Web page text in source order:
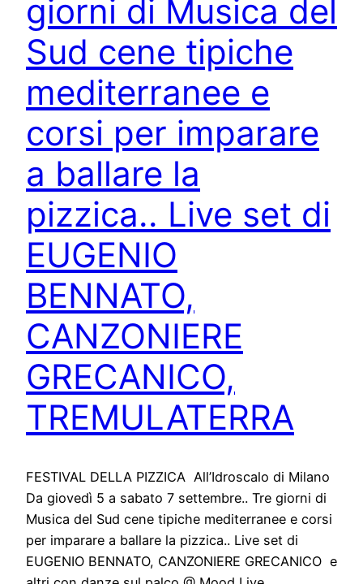
giorni di Musica del
Sud cene tipiche
mediterranee e
corsi per imparare
a ballare la
pizzica.. Live set di
EUGENIO
BENNATO,
CANZONIERE
GRECANICO,
TREMULATERRA
FESTIVAL DELLA PIZZICA All’Idroscalo di Milano
Da giovedì 5 a sabato 7 settembre.. Tre giorni di
Musica del Sud cene tipiche mediterranee e corsi
per imparare a ballare la pizzica.. Live set di
EUGENIO BENNATO, CANZONIERE GRECANICO e